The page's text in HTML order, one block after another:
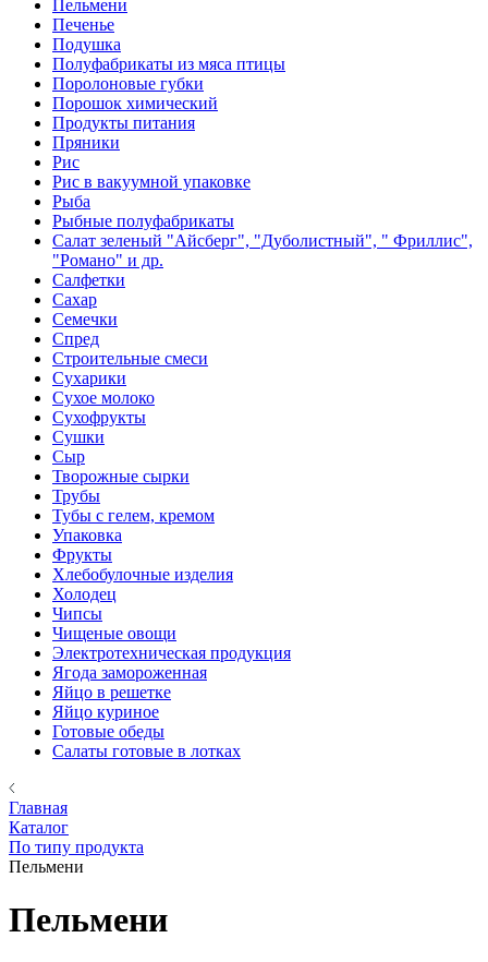
Пельмени
Печенье
Подушка
Полуфабрикаты из мяса птицы
Поролоновые губки
Порошок химический
Продукты питания
Пряники
Рис
Рис в вакуумной упаковке
Рыба
Рыбные полуфабрикаты
Салат зеленый "Айсберг", "Дуболистный", " Фриллис",
"Романо" и др.
Салфетки
Сахар
Семечки
Спред
Строительные смеси
Сухарики
Сухое молоко
Сухофрукты
Сушки
Сыр
Творожные сырки
Трубы
Тубы с гелем, кремом
Упаковка
Фрукты
Хлебобулочные изделия
Холодец
Чипсы
Чищеные овощи
Электротехническая продукция
Ягода замороженная
Яйцо в решетке
Яйцо куриное
Готовые обеды
Салаты готовые в лотках
Главная
Каталог
По типу продукта
Пельмени
Пельмени